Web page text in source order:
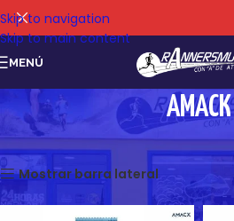
Skip to navigation
Skip to main content
MENÚ
AMACK
Mostrando los 2 resultados
Mostrar barra lateral